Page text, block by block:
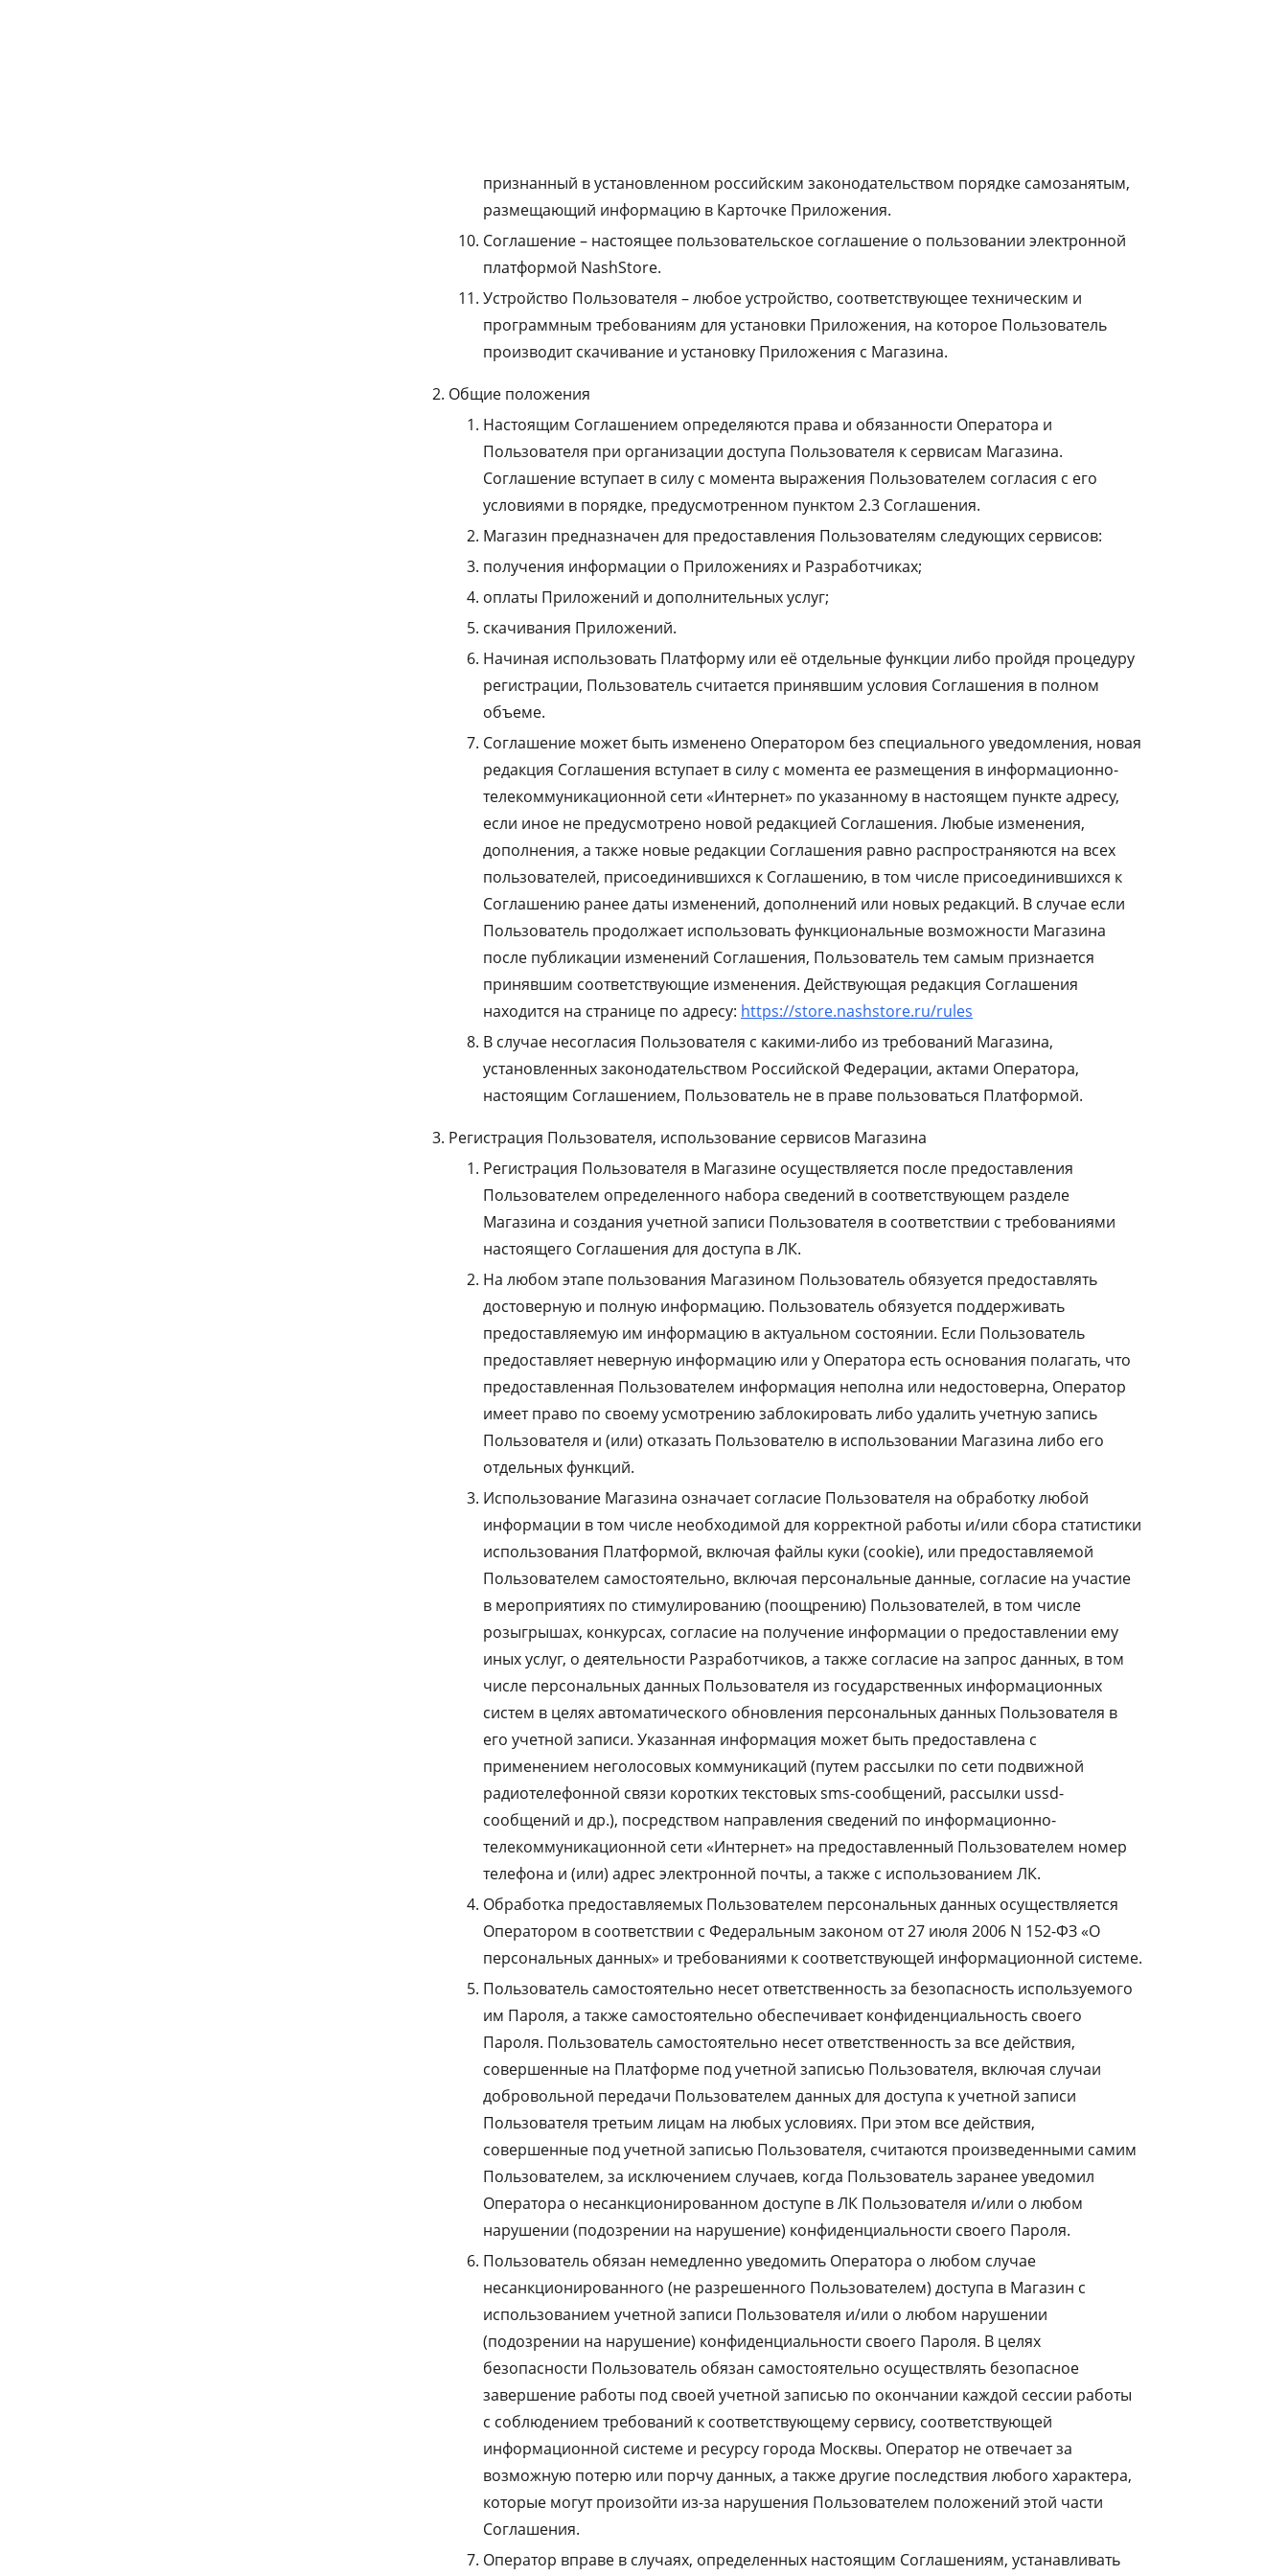
признанный в установленном российским законодательством порядке самозанятым,
размещающий информацию в Карточке Приложения.
Соглашение – настоящее пользовательское соглашение о пользовании электронной
платформой NashStore.
Устройство Пользователя – любое устройство, соответствующее техническим и
программным требованиям для установки Приложения, на которое Пользователь
производит скачивание и установку Приложения с Магазина.
Общие положения
Настоящим Соглашением определяются права и обязанности Оператора и
Пользователя при организации доступа Пользователя к сервисам Магазина.
Соглашение вступает в силу с момента выражения Пользователем согласия с его
условиями в порядке, предусмотренном пунктом 2.3 Соглашения.
Магазин предназначен для предоставления Пользователям следующих сервисов:
получения информации о Приложениях и Разработчиках;
оплаты Приложений и дополнительных услуг;
скачивания Приложений.
Начиная использовать Платформу или её отдельные функции либо пройдя процедуру
регистрации, Пользователь считается принявшим условия Соглашения в полном
объеме.
Соглашение может быть изменено Оператором без специального уведомления, новая
редакция Соглашения вступает в силу с момента ее размещения в информационно-
телекоммуникационной сети «Интернет» по указанному в настоящем пункте адресу,
если иное не предусмотрено новой редакцией Соглашения. Любые изменения,
дополнения, а также новые редакции Соглашения равно распространяются на всех
пользователей, присоединившихся к Соглашению, в том числе присоединившихся к
Соглашению ранее даты изменений, дополнений или новых редакций. В случае если
Пользователь продолжает использовать функциональные возможности Магазина
после публикации изменений Соглашения, Пользователь тем самым признается
принявшим соответствующие изменения. Действующая редакция Соглашения
находится на странице по адресу: https://store.nashstore.ru/rules
В случае несогласия Пользователя с какими-либо из требований Магазина,
установленных законодательством Российской Федерации, актами Оператора,
настоящим Соглашением, Пользователь не в праве пользоваться Платформой.
Регистрация Пользователя, использование сервисов Магазина
Регистрация Пользователя в Магазине осуществляется после предоставления
Пользователем определенного набора сведений в соответствующем разделе
Магазина и создания учетной записи Пользователя в соответствии с требованиями
настоящего Соглашения для доступа в ЛК.
На любом этапе пользования Магазином Пользователь обязуется предоставлять
достоверную и полную информацию. Пользователь обязуется поддерживать
предоставляемую им информацию в актуальном состоянии. Если Пользователь
предоставляет неверную информацию или у Оператора есть основания полагать, что
предоставленная Пользователем информация неполна или недостоверна, Оператор
имеет право по своему усмотрению заблокировать либо удалить учетную запись
Пользователя и (или) отказать Пользователю в использовании Магазина либо его
отдельных функций.
Использование Магазина означает согласие Пользователя на обработку любой
информации в том числе необходимой для корректной работы и/или сбора статистики
использования Платформой, включая файлы куки (cookie), или предоставляемой
Пользователем самостоятельно, включая персональные данные, согласие на участие
в мероприятиях по стимулированию (поощрению) Пользователей, в том числе
розыгрышах, конкурсах, согласие на получение информации о предоставлении ему
иных услуг, о деятельности Разработчиков, а также согласие на запрос данных, в том
числе персональных данных Пользователя из государственных информационных
систем в целях автоматического обновления персональных данных Пользователя в
его учетной записи. Указанная информация может быть предоставлена с
применением неголосовых коммуникаций (путем рассылки по сети подвижной
радиотелефонной связи коротких текстовых sms-сообщений, рассылки ussd-
сообщений и др.), посредством направления сведений по информационно-
телекоммуникационной сети «Интернет» на предоставленный Пользователем номер
телефона и (или) адрес электронной почты, а также с использованием ЛК.
Обработка предоставляемых Пользователем персональных данных осуществляется
Оператором в соответствии с Федеральным законом от 27 июля 2006 N 152-ФЗ «О
персональных данных» и требованиями к соответствующей информационной системе.
Пользователь самостоятельно несет ответственность за безопасность используемого
им Пароля, а также самостоятельно обеспечивает конфиденциальность своего
Пароля. Пользователь самостоятельно несет ответственность за все действия,
совершенные на Платформе под учетной записью Пользователя, включая случаи
добровольной передачи Пользователем данных для доступа к учетной записи
Пользователя третьим лицам на любых условиях. При этом все действия,
совершенные под учетной записью Пользователя, считаются произведенными самим
Пользователем, за исключением случаев, когда Пользователь заранее уведомил
Оператора о несанкционированном доступе в ЛК Пользователя и/или о любом
нарушении (подозрении на нарушение) конфиденциальности своего Пароля.
Пользователь обязан немедленно уведомить Оператора о любом случае
несанкционированного (не разрешенного Пользователем) доступа в Магазин с
использованием учетной записи Пользователя и/или о любом нарушении
(подозрении на нарушение) конфиденциальности своего Пароля. В целях
безопасности Пользователь обязан самостоятельно осуществлять безопасное
завершение работы под своей учетной записью по окончании каждой сессии работы
с соблюдением требований к соответствующему сервису, соответствующей
информационной системе и ресурсу города Москвы. Оператор не отвечает за
возможную потерю или порчу данных, а также другие последствия любого характера,
которые могут произойти из-за нарушения Пользователем положений этой части
Соглашения.
Оператор вправе в случаях, определенных настоящим Соглашениям, устанавливать